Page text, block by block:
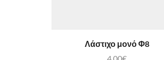
Λάστιχο μονό Φ8